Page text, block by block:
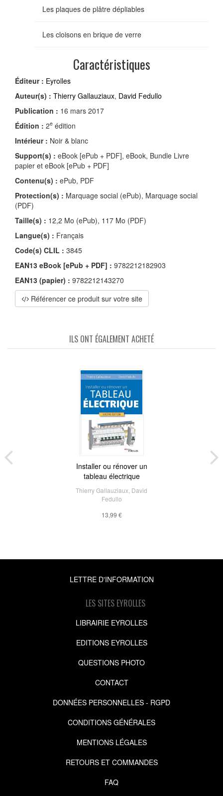
Les plaques de plâtre dépliables
Les cloisons en brique de verre
Caractéristiques
Éditeur : Eyrolles
Auteur(s) : Thierry Gallauziaux, David Fedullo
Publication : 16 mars 2017
Édition : 2e édition
Intérieur : Noir & blanc
Support(s) : eBook [ePub + PDF], eBook, Bundle Livre
papier et eBook [ePub + PDF]
Contenu(s) : ePub, PDF
Protection(s) : Marquage social (ePub), Marquage social
(PDF)
Taille(s) : 12,2 Mo (ePub), 117 Mo (PDF)
Langue(s) : Français
Code(s) CLIL : 3845
EAN13 eBook [ePub + PDF] : 9782212182903
EAN13 (papier) : 9782212143270
Référencer ce produit sur votre site
ILS ONT ÉGALEMENT ACHETÉ
Installer ou rénover un
tableau électrique
Thierry Gallauziaux David
Fedullo
13,99 €
LETTRE D'INFORMATION
LES SITES EYROLLES
LIBRAIRIE EYROLLES
EDITIONS EYROLLES
QUESTIONS PHOTO
CONTACT
DONNÉES PERSONNELLES - RGPD
CONDITIONS GÉNÉRALES
MENTIONS LÉGALES
RETOURS ET COMMANDES
FAQ